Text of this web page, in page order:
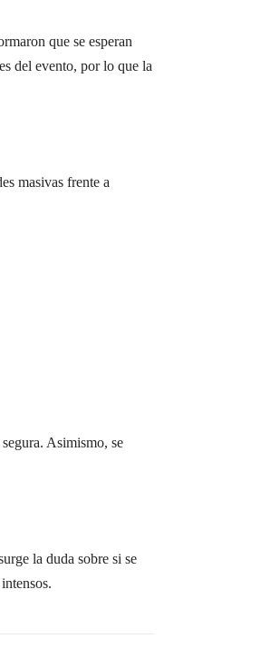
que se esperan
del evento, por lo que la
masivas frente a
Asimismo, se
la duda sobre si se